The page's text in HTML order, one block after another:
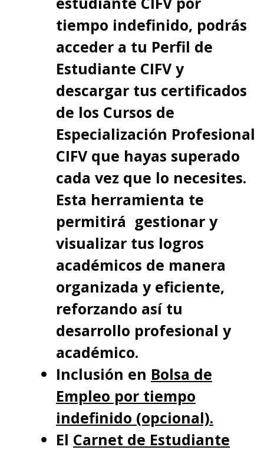
tiempo indefinido, podrás
acceder a tu Perfil de
Estudiante CIFV y
descargar tus certificados
de los Cursos de
Especialización Profesional
CIFV que hayas superado
cada vez que lo necesites.
Esta herramienta te
permitirá gestionar y
visualizar tus logros
académicos de manera
organizada y eficiente,
reforzando así tu
desarrollo profesional y
académico.
Inclusión en Bolsa de
Empleo por tiempo
indefinido (opcional).
El Carnet de Estudiante